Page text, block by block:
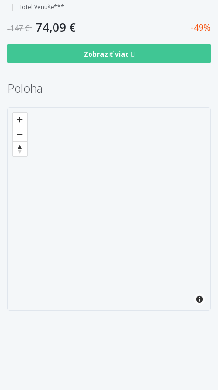
Hotel Venuše***
147 € 74,09 € 49
Zobraziť viac
Poloha